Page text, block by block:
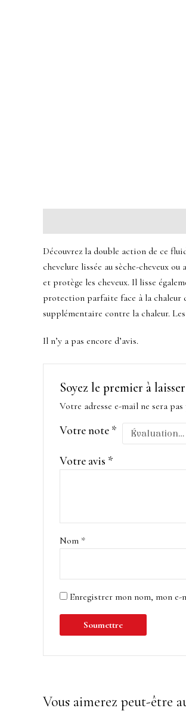
Découvrez la double action de ce
chevelure lissée au sèche-cheveux
et protège les cheveux. Il lisse
protection parfaite face à la chaleur
supplémentaire contre la chaleur.
Il n’y a pas encore d’avis.
Soyez le premier à
Votre adresse e-mail ne sera
Votre note *
Votre avis *
Nom *
Enregistrer mon nom, mon
Vous aimerez peut-être